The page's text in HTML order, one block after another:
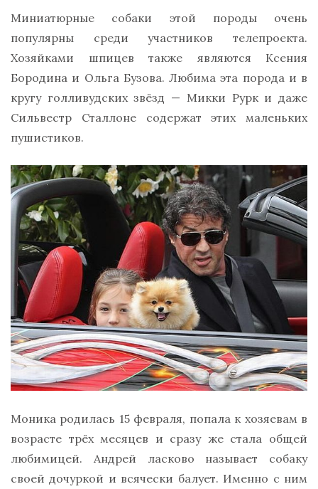
Миниатюрные собаки этой породы очень
популярны среди участников телепроекта.
Хозяйками шпицев также являются Ксения
Бородина и Ольга Бузова. Любима эта порода и в
кругу голливудских звёзд — Микки Рурк и даже
Сильвестр Сталлоне содержат этих маленьких
пушистиков.
Моника родилась 15 февраля, попала к хозяевам в
возрасте трёх месяцев и сразу же стала общей
любимицей. Андрей ласково называет собаку
своей дочуркой и всячески балует. Именно с ним